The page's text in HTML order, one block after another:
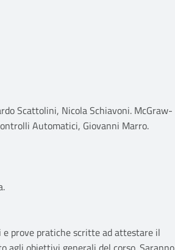
Scattolini, Nicola Schiavoni. McGraw-
Automatici, Giovanni Marro.
prove pratiche scritte ad attestare il